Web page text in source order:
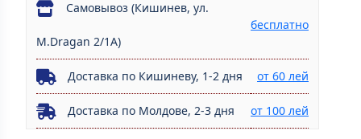
Самовывоз (Кишинев, ул.
M.Dragan 2/1A)
бесплатно
Доставка по Кишиневу, 1-2 дня от 60 лей
Доставка по Молдове, 2-3 дня от 100 лей